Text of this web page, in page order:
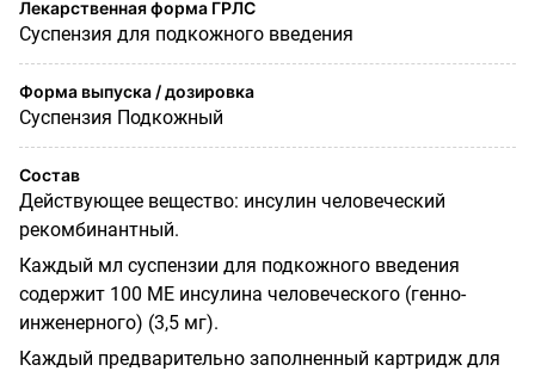
Лекарственная форма ГРЛС
Суспензия для подкожного введения
Форма выпуска / дозировка
Суспензия Подкожный
Состав
Действующее вещество: инсулин человеческий
рекомбинантный.
Каждый мл суспензии для подкожного введения
содержит 100 МЕ инсулина человеческого (генно-
инженерного) (3,5 мг).
Каждый предварительно заполненный картридж для